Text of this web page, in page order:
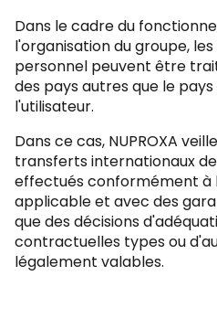
Dans le cadre du
l'organisation du groupe,
personnel peuvent être
des pays autres que le
l'utilisateur.
Dans ce cas, NUPROXA
transferts internationaux
effectués conformément à
applicable et avec des
que des décisions
contractuelles types ou
légalement valables.